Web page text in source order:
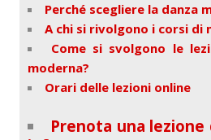
Perché scegliere la danza
A chi si rivolgono i corsi di
Come si svolgono le
moderna?
Orari delle lezioni online
Prenota una